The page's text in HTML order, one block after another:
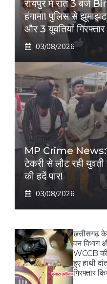
रायपुर में रात 3 बजे
हंगामा! पुलिस से
और 3 युवतियां गिरफ्तार
03/08/2026
MP Crime
टेकरी से लौट रही युवती
की हदें पार!
03/08/2026
छत्तीसगढ़
वन विभाग
WCCB की
हुए हाथी
गिरफ्तार